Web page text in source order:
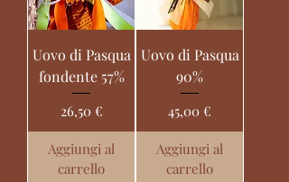
Uovo di Pasqua
fondente 57%
Prezzo
26,50 €
Aggiungi al
carrello
Uovo di Pasqua
90%
Prezzo
45,00 €
Aggiungi al
carrello